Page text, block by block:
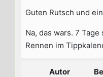
Guten Rutsch und
Na, das wars. 7
Rennen im
Autor